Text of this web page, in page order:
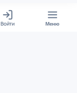
Войти Меню